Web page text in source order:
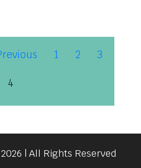
1 2 3
4
| All Rights Reserved